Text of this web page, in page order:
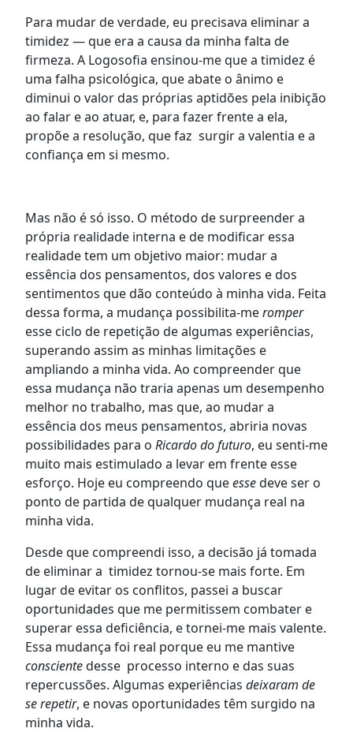
Para mudar de verdade, eu precisava eliminar a
timidez — que era a causa da minha falta de
firmeza. A Logosofia ensinou-me que a timidez é
uma falha psicológica, que abate o ânimo e
diminui o valor das próprias aptidões pela inibição
ao falar e ao atuar, e, para fazer frente a ela,
propõe a resolução, que faz surgir a valentia e a
confiança em si mesmo.
Mas não é só isso. O método de surpreender a
própria realidade interna e de modificar essa
realidade tem um objetivo maior: mudar a
essência dos pensamentos, dos valores e dos
sentimentos que dão conteúdo à minha vida. Feita
dessa forma, a mudança possibilita-meromper
esse ciclo de repetição de algumas experiências,
superando assim as minhas limitações e
ampliando a minha vida. Ao compreender que
essa mudança não traria apenas um desempenho
melhor no trabalho, mas que, ao mudar a
essência dos meus pensamentos, abriria novas
possibilidades para o Ricardo do futuro, eu senti-me
muito mais estimulado a levar em frente esse
esforço. Hoje eu compreendo queessedeve ser o
ponto de partida de qualquer mudança real na
minha vida.
Desde que compreendi isso, a decisão já tomada
de eliminar a timidez tornou-se mais forte. Em
lugar de evitar os conflitos, passei a buscar
oportunidades que me permitissem combater e
superar essa deficiência, e tornei-me mais valente.
Essa mudança foi real porque eu me mantive
conscientedesse processo interno e das suas
repercussões. Algumas experiências deixaram de
se repetir, e novas oportunidades têm surgido na
minha vida.